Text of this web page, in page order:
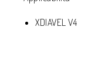
XDIAVEL V4